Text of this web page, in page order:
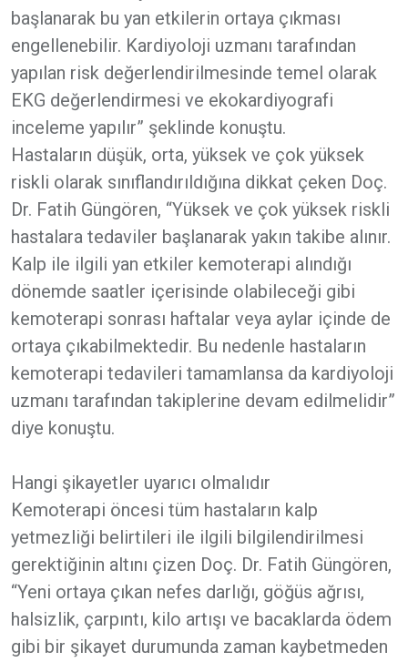
başlanarak bu yan etkilerin ortaya çıkması
engellenebilir. Kardiyoloji uzmanı tarafından
yapılan risk değerlendirilmesinde temel olarak
EKG değerlendirmesi ve ekokardiyografi
inceleme yapılır” şeklinde konuştu.
Hastaların düşük, orta, yüksek ve çok yüksek
riskli olarak sınıflandırıldığına dikkat çeken Doç.
Dr. Fatih Güngören, “Yüksek ve çok yüksek riskli
hastalara tedaviler başlanarak yakın takibe alınır.
Kalp ile ilgili yan etkiler kemoterapi alındığı
dönemde saatler içerisinde olabileceği gibi
kemoterapi sonrası haftalar veya aylar içinde de
ortaya çıkabilmektedir. Bu nedenle hastaların
kemoterapi tedavileri tamamlansa da kardiyoloji
uzmanı tarafından takiplerine devam edilmelidir”
diye konuştu.
Hangi şikayetler uyarıcı olmalıdır
Kemoterapi öncesi tüm hastaların kalp
yetmezliği belirtileri ile ilgili bilgilendirilmesi
gerektiğinin altını çizen Doç. Dr. Fatih Güngören,
“Yeni ortaya çıkan nefes darlığı, göğüs ağrısı,
halsizlik, çarpıntı, kilo artışı ve bacaklarda ödem
gibi bir şikayet durumunda zaman kaybetmeden